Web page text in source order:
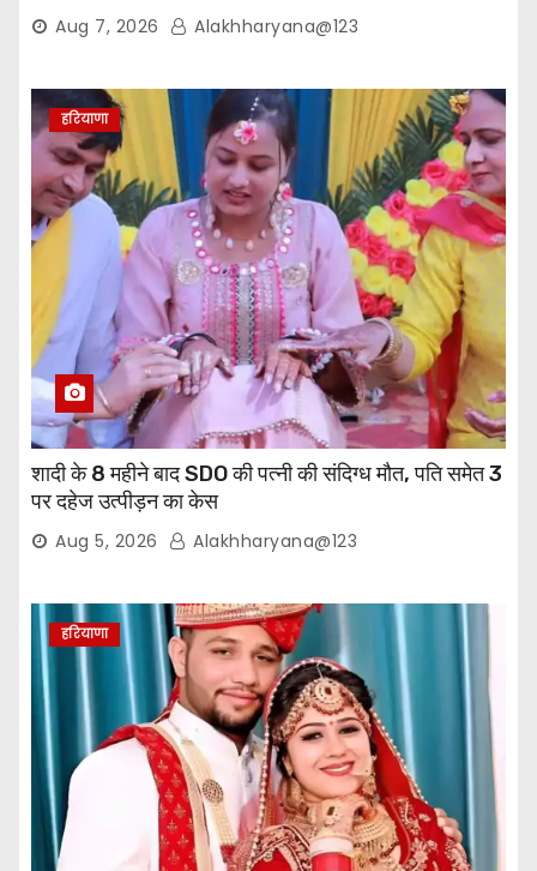
वापसीAug 7, 2026 Alakhharyana@123
हरियाणा
शादी के 8 महीने बाद SDO की पत्नी की संदिग्ध मौत, पति समेत 3
पर दहेज उत्पीड़न का केस
Aug 5, 2026 Alakhharyana@123
हरियाणा